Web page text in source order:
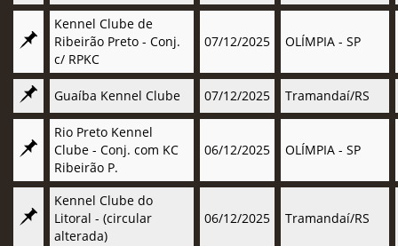
Kennel Clube de
Ribeirão Preto - Conj.
c/ RPKC
07/12/2025 OLÍMPIA - SP
Guaíba Kennel Clube 07/12/2025 Tramandaí/RS
Rio Preto Kennel
Clube - Conj. com KC
Ribeirão P.
06/12/2025 OLÍMPIA - SP
Kennel Clube do
Litoral - (circular
alterada)
06/12/2025 Tramandaí/RS